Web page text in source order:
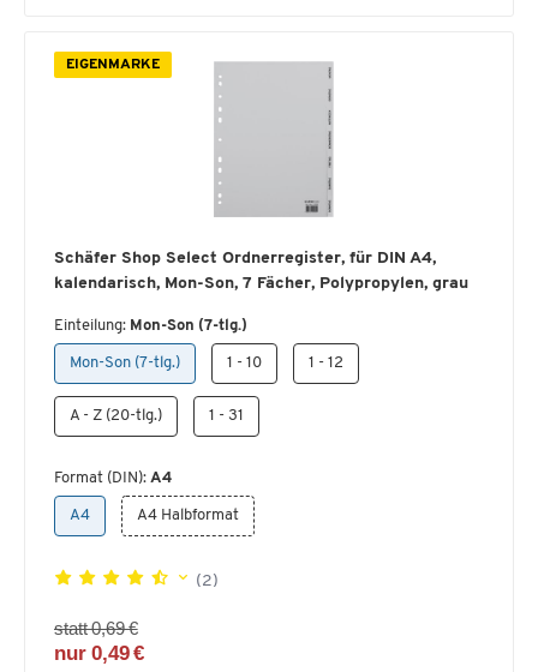
EIGENMARKE
Schäfer Shop Select Ordnerregister, für DIN A4,
kalendarisch, Mon-Son, 7 Fächer, Polypropylen, grau
Einteilung: Mon-Son (7-tlg.)
Mon-Son (7-tlg.) 1 - 10 1 - 12
A - Z (20-tlg.) 1 - 31
Format (DIN): A4
A4 A4 Halbformat
(2)
statt 0,69 €
nur 0,49 €